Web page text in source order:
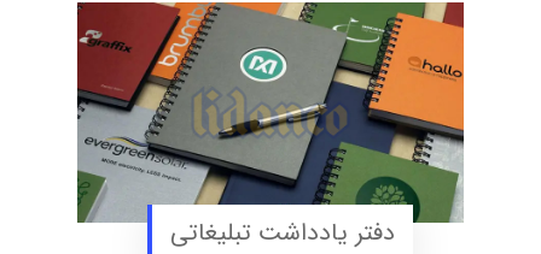
دفتر یادداشت تبلیغاتی